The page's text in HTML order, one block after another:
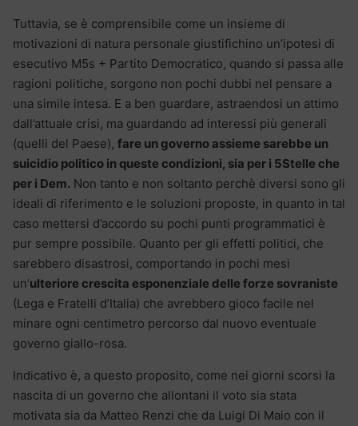
Tuttavia, se è comprensibile come un insieme di
motivazioni di natura personale giustifichino un’ipotesi di
esecutivo M5s + Partito Democratico, quando si passa alle
ragioni politiche, sorgono non pochi dubbi nel pensare a
una simile intesa. E a ben guardare, astraendosi un attimo
dall’attuale crisi, ma guardando ad interessi più generali
(quelli del Paese), fare un governo assieme sarebbe un
suicidio politico in queste condizioni, sia per i 5Stelle che
per i Dem. Non tanto e non soltanto perchè diversi sono gli
ideali di riferimento e le soluzioni proposte, in quanto in tal
caso mettersi d’accordo su pochi punti programmatici è
pur sempre possibile. Quanto per gli effetti politici, che
sarebbero disastrosi, comportando in pochi mesi
un’ulteriore crescita esponenziale delle forze sovraniste
(Lega e Fratelli d’Italia) che avrebbero gioco facile nel
minare ogni centimetro percorso dal nuovo eventuale
governo giallo-rosa.
Indicativo è, a questo proposito, come nei giorni scorsi la
nascita di un governo che allontani il voto sia stata
motivata sia da Matteo Renzi che da Luigi Di Maio con il